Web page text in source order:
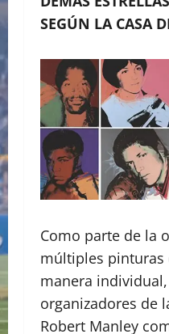
SEGÚN LA CASA
Como parte de la
múltiples pinturas
manera
organizadores de
Robert Manley